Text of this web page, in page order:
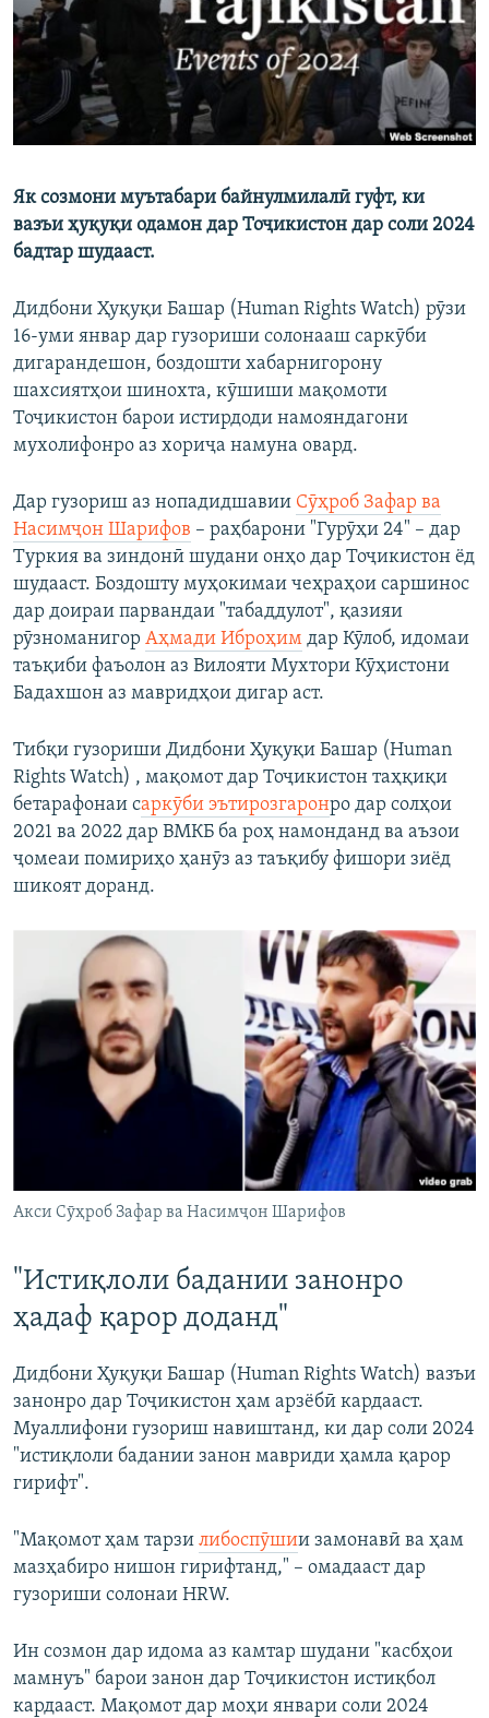
ГУЗОРИШҲОИ РАДИОӢ
Русский
ПАЙГИРӢ КУНЕД
Ҳамаи сомонаҳои RFE/RL
Як созмони муътабари байнулмилалӣ гуфт, ки
вазъи ҳуқуқи одамон дар Тоҷикистон дар соли 2024
бадтар шудааст.
Дидбони Ҳуқуқи Башар (Human Rights Watch) рӯзи
16-уми январ дар гузориши солонааш саркӯби
дигарандешон, боздошти хабарнигорону
шахсиятҳои шинохта, кӯшиши мақомоти
Тоҷикистон барои истирдоди намояндагони
мухолифонро аз хориҷа намуна овард.
Дар гузориш аз нопадидшавии Сӯҳроб Зафар ва
Насимҷон Шарифов – раҳбарони "Гурӯҳи 24" – дар
Туркия ва зиндонӣ шудани онҳо дар Тоҷикистон ёд
шудааст. Боздошту муҳокимаи чеҳраҳои саршинос
дар доираи парвандаи "табаддулот", қазияи
рӯзноманигор Аҳмади Иброҳим дар Кӯлоб, идомаи
таъқиби фаъолон аз Вилояти Мухтори Кӯҳистони
Бадахшон аз мавридҳои дигар аст.
Тибқи гузориши Дидбони Ҳуқуқи Башар (Human
Rights Watch) , мақомот дар Тоҷикистон таҳқиқи
бетарафонаи саркӯби эътирозгаронро дар солҳои
2021 ва 2022 дар ВМКБ ба роҳ намонданд ва аъзои
ҷомеаи помириҳо ҳанӯз аз таъқибу фишори зиёд
шикоят доранд.
Акси Сӯҳроб Зафар ва Насимҷон Шарифов
"Истиқлоли бадании занонро
ҳадаф қарор доданд"
Дидбони Ҳуқуқи Башар (Human Rights Watch) вазъи
занонро дар Тоҷикистон ҳам арзёбӣ кардааст.
Муаллифони гузориш навиштанд, ки дар соли 2024
"истиқлоли бадании занон мавриди ҳамла қарор
гирифт".
"Мақомот ҳам тарзи либоспӯшии замонавӣ ва ҳам
мазҳабиро нишон гирифтанд," – омадааст дар
гузориши солонаи HRW.
Ин созмон дар идома аз камтар шудани "касбҳои
мамнуъ" барои занон дар Тоҷикистон истиқбол
кардааст. Мақомот дар моҳи январи соли 2024